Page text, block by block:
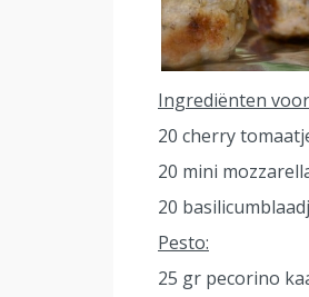
Ingrediënten
20 cherry
20 mini
20
Pesto:
25 gr pecorino